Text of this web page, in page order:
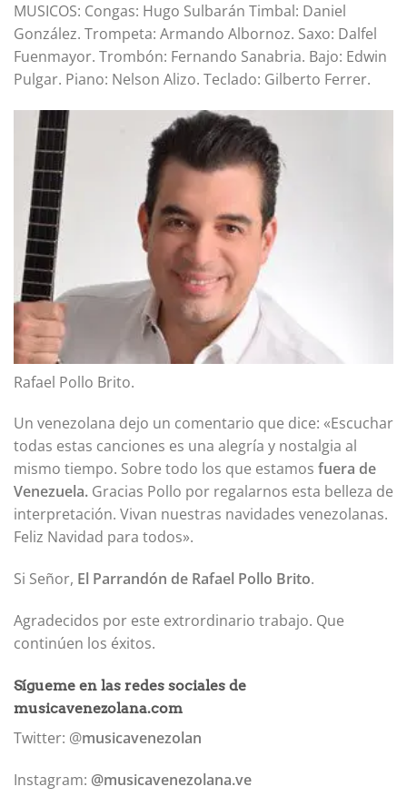
MUSICOS: Congas: Hugo Sulbarán Timbal: Daniel
González. Trompeta: Armando Albornoz. Saxo: Dalfel
Fuenmayor. Trombón: Fernando Sanabria. Bajo: Edwin
Pulgar. Piano: Nelson Alizo. Teclado: Gilberto Ferrer.
Rafael Pollo Brito.
Un venezolana dejo un comentario que dice: «Escuchar
todas estas canciones es una alegría y nostalgia al
mismo tiempo. Sobre todo los que estamos fuera de
Venezuela. Gracias Pollo por regalarnos esta belleza de
interpretación. Vivan nuestras navidades venezolanas.
Feliz Navidad para todos».
Si Señor, El Parrandón de Rafael Pollo Brito.
Agradecidos por este extrordinario trabajo. Que
continúen los éxitos.
Sígueme en las redes sociales de
musicavenezolana.com
Twitter: @musicavenezolan
Instagram: @musicavenezolana.ve